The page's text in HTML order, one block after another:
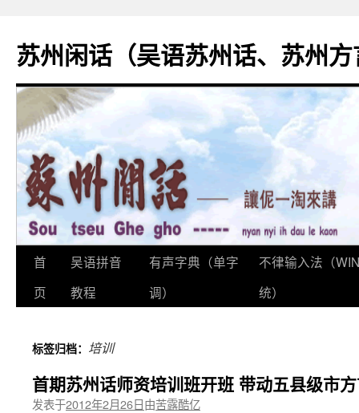
苏州闲话（吴语苏州话、苏州
跳
至
文
首
页
吴语拼音
教程
有声字典（单字
调）
不律输入法（
统）
标签归档： 培训
首期苏州话师资培训班开班 带动五县级市
发表于2012年2月26日由苦露酷亿